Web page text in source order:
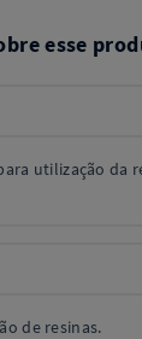
esse
utilização da
de resinas.